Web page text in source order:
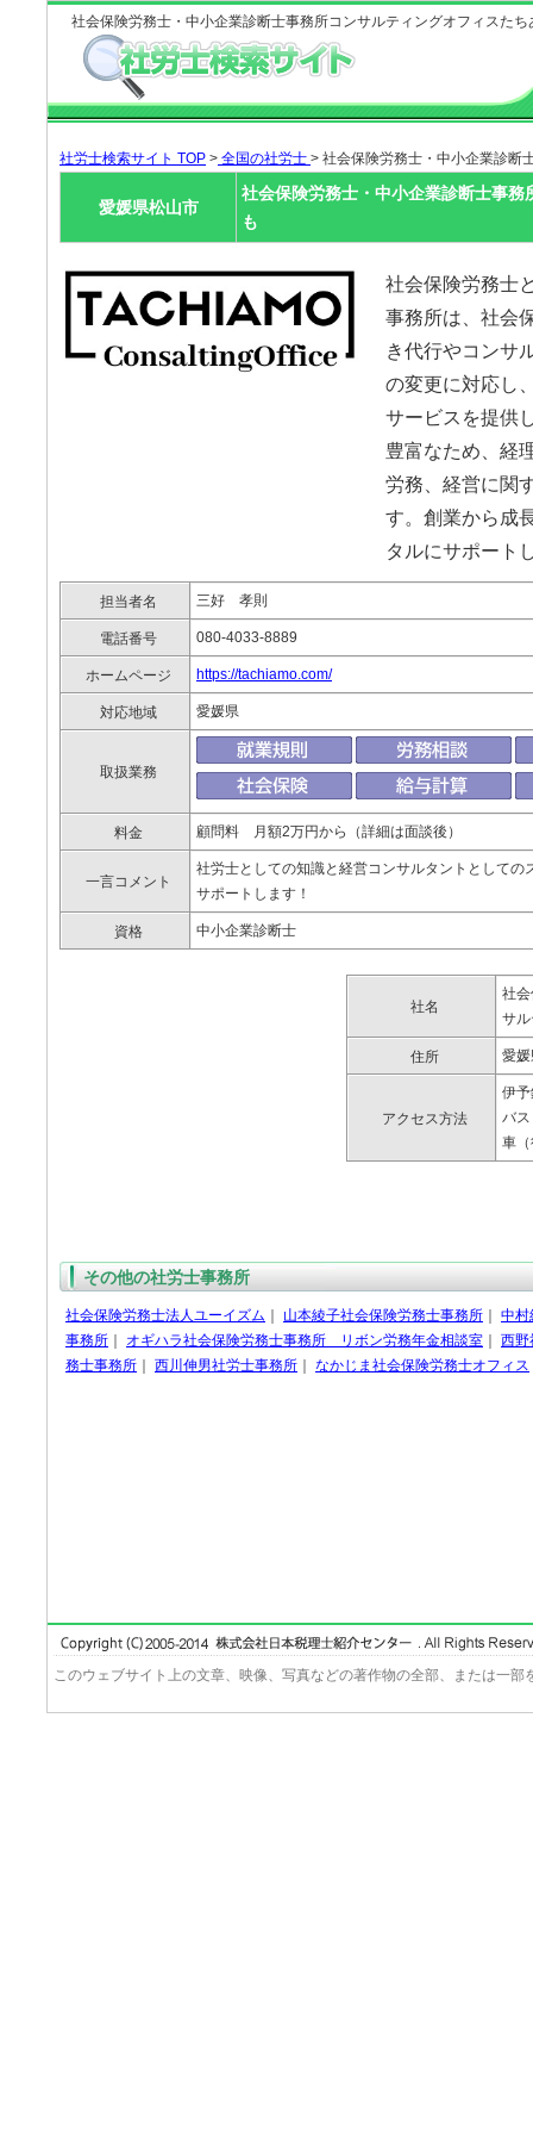
社会保険労務士・中小企業診断士事務所コンサルティングオフィスたち
社労士検索サイト TOP > 全国の社労士 > 社会保険労務士・中小企業診断
愛媛県松山市
社会保険労務士・中小企業診断士事
も
社会保険労務士
事務所は、社会
き代行やコンサ
の変更に対応し
サービスを提供
豊富なため、経
労務、経営に関
す。創業から成
タルにサポート
担当者名 三好 孝則
電話番号 080-4033-8889
ホームページ https://tachiamo.com/
対応地域 愛媛県
取扱業務
料金 顧問料 月額2万円から（詳細は面談後）
一言コメント
社労士としての知識と経営コンサルタントとして
サポートします！
資格 中小企業診断士
社名
社
サ
住所 愛
アクセス方法
伊
バ
車
その他の社労士事務所
社会保険労務士法人ユーイズム 山本綾子社会保険労務士事務所
中村
事務所
オギハラ社会保険労務士事務所 リボン労務年金相談室
西野
務士事務所
西川伸男社労士事務所 なかじま社会保険労務士オフィス
このウェブサイト上の文章、映像、写真などの著作物の全部、または一